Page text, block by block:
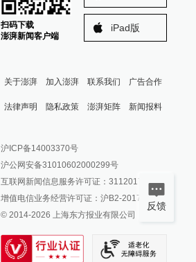
扫码下载
澎湃新闻客户端
iPad版
关于澎湃 加入澎湃 联系我们 广告合作
法律声明 隐私政策 澎湃矩阵
澎湃新闻公众号
澎湃新闻抖音号
派生万物开放平台
IP SHANGHAI
SIXTH TONE
新闻报料
报料邮箱: news@thepaper.cn
沪ICP备14003370号
沪公网安备31010602000299号
互联网新闻信息服务许可证：31120170006
增值电信业务经营许可证：沪B2-2017116
© 2014-2026 上海东方报业有限公司
反馈